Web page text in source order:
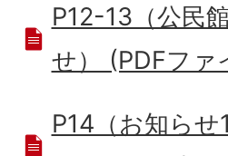
P12-13（公民
せ） (PDFファ
P14（お知らせ